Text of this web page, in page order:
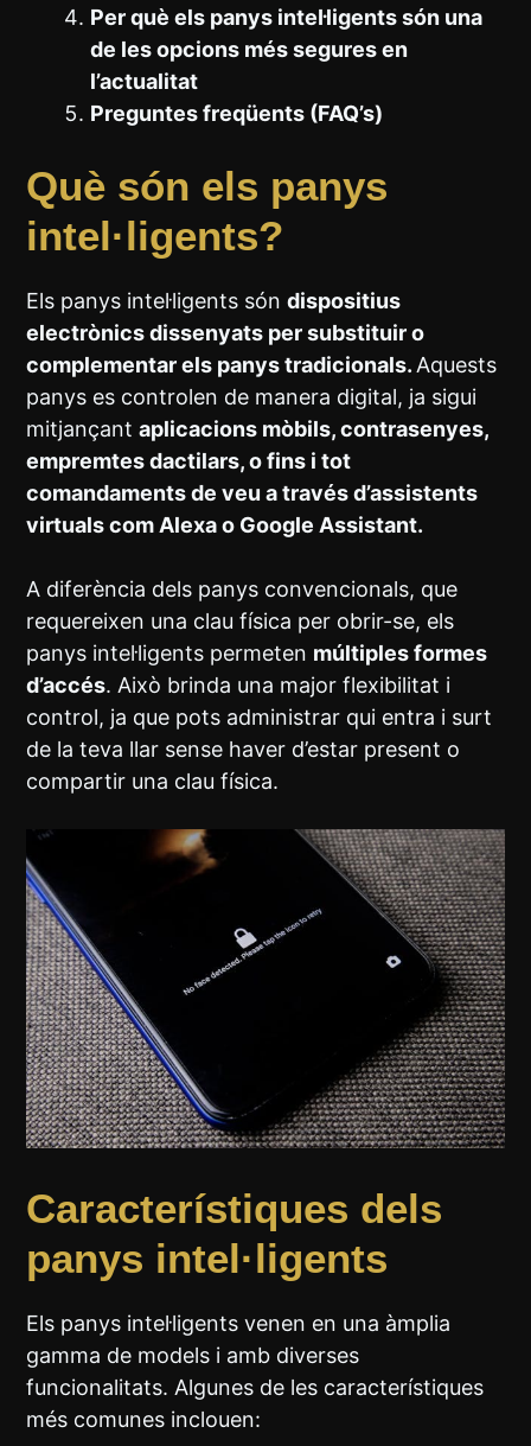
Per què els panys intel·ligents són una
de les opcions més segures en
l’actualitat
Preguntes freqüents (FAQ’s)
Què són els panys
intel·ligents?
Els panys intel·ligents sóndispositius
electrònics dissenyats per substituir o
complementar els panys tradicionals.Aquests
panys es controlen de manera digital, ja sigui
mitjançantaplicacions mòbils, contrasenyes,
empremtes dactilars, o fins i tot
comandaments de veu a través d’assistents
virtuals com Alexa o Google Assistant.
A diferència dels panys convencionals, que
requereixen una clau física per obrir-se, els
panys intel·ligents permeten múltiples formes
d’accés. Això brinda una major flexibilitat i
control, ja que pots administrar qui entra i surt
de la teva llar sense haver d’estar present o
compartir una clau física.
Característiques dels
panys intel·ligents
Els panys intel·ligents venen en una àmplia
gamma de models i amb diverses
funcionalitats. Algunes de les característiques
més comunes inclouen: